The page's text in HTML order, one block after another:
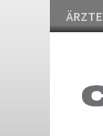
ÄRZTE